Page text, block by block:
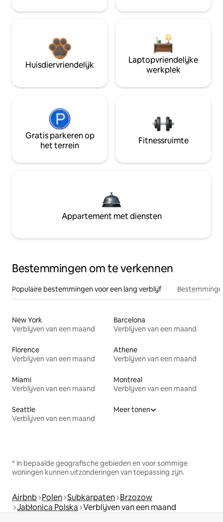
Huisdiervriendelijk
Laptopvriendelijke
werkplek
Gratis parkeren op
het terrein
Fitnessruimte
Appartement met diensten
Bestemmingen om te verkennen
Populaire bestemmingen voor een lang verblijf
New York
Verblijven van een maand
Barcelona
Verblijven van een maand
Florence
Verblijven van een maand
Athene
Verblijven van een maand
Miami
Verblijven van een maand
Montreal
Verblijven van een maand
Seattle
Verblijven van een maand
Meer tonen
* In bepaalde geografische gebieden en voor sommige
woningen kunnen uitzonderingen van toepassing zijn.
Airbnb Polen Subkarpaten Brzozow
Jabłonica Polska Verblijven van een maand